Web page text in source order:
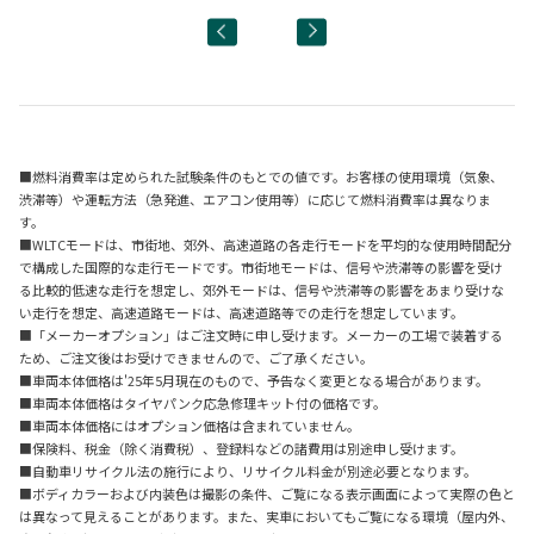
■燃料消費率は定められた試験条件のもとでの値です。お客様の使用環境（気象、
渋滞等）や運転方法（急発進、エアコン使用等）に応じて燃料消費率は異なりま
す。
■WLTCモードは、市街地、郊外、高速道路の各走行モードを平均的な使用時間配分
で構成した国際的な走行モードです。市街地モードは、信号や渋滞等の影響を受け
る比較的低速な走行を想定し、郊外モードは、信号や渋滞等の影響をあまり受けな
い走行を想定、高速道路モードは、高速道路等での走行を想定しています。
■「メーカーオプション」はご注文時に申し受けます。メーカーの工場で装着する
ため、ご注文後はお受けできませんので、ご了承ください。
■車両本体価格は'25年5月現在のもので、予告なく変更となる場合があります。
■車両本体価格はタイヤパンク応急修理キット付の価格です。
■車両本体価格にはオプション価格は含まれていません。
■保険料、税金（除く消費税）、登録料などの諸費用は別途申し受けます。
■自動車リサイクル法の施行により、リサイクル料金が別途必要となります。
■ボディカラーおよび内装色は撮影の条件、ご覧になる表示画面によって実際の色と
は異なって見えることがあります。また、実車においてもご覧になる環境（屋内外、